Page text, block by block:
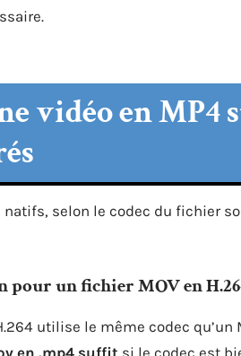
vidéo en MP4
selon le codec du fichier
pour un fichier MOV en
utilise le même codec qu’un
en .mp4 suffit si le codec est